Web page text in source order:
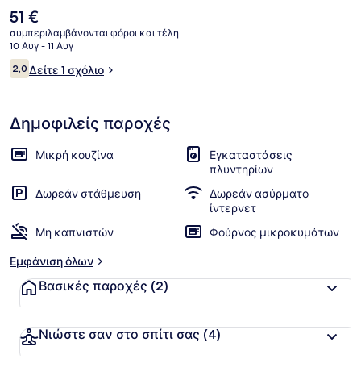
Η
τρέχουσα
τιμή
είναι
51 €
51 €
συμπεριλαμβάνονται φόροι και τέλη
10 Αυγ - 11 Αυγ
Σχόλια
2,02,0 στα 10
Δείτε 1 σχόλιο
Δημοφιλείς παροχές
Μικρή κουζίνα
Εγκαταστάσεις
πλυντηρίων
Δωρεάν στάθμευση
Δωρεάν ασύρματο
ίντερνετ
Μη καπνιστών
Φούρνος μικροκυμάτων
Εμφάνιση όλων
Βασικές παροχές (2)
Νιώστε σαν στο σπίτι σας (4)